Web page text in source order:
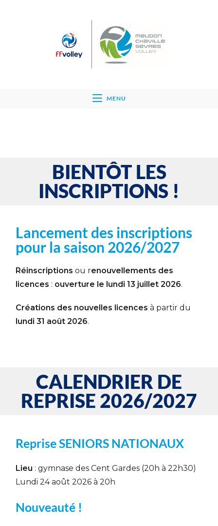
MENU
BIENTÔT LES
INSCRIPTIONS !
Lancement des inscriptions
pour la saison 2026/2027
Réinscriptions ou renouvellements des
licences : ouverture le lundi 13 juillet 2026.
Créations des nouvelles licences à partir du
lundi 31 août 2026.
CALENDRIER DE
REPRISE 2026/2027
Reprise SENIORS NATIONAUX
Lieu : gymnase des Cent Gardes (20h à 22h30)
Lundi 24 août 2026 à 20h
Nouveauté !